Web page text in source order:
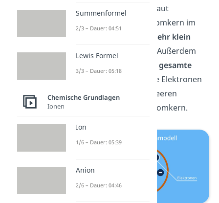
Atomkern
einführt. Laut
Rutherford ist der Atomkern im
sehr klein
und positiv
geladen. Außerdem
gesamte
des Atoms. Die Elektronen
kreisen in einer fast leeren
Atomhülle um den Atomkern.
Summenformel
2/3 – Dauer: 04:51
Lewis Formel
3/3 – Dauer: 05:18
Chemische Grundlagen
Ionen
Ion
1/6 – Dauer: 05:39
Anion
2/6 – Dauer: 04:46